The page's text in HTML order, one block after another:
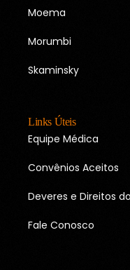
Moema
Morumbi
Skaminsky
Links Úteis
Equipe Médica
Convênios Aceitos
Deveres e Direitos
Fale Conosco